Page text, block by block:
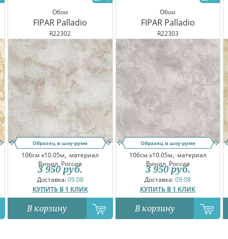
Обои
FIPAR Palladio
R22302
Образец в шоу-руме
106см x10.05м, материал
Винил, Россия
Доставка:09.08
КУПИТЬ В 1 КЛИК
3 950 руб.
В корзину
Обои
FIPAR Palladio
R22303
Образец в шоу-руме
106см x10.05м, материал
Винил, Россия
Доставка:09.08
КУПИТЬ В 1 КЛИК
3 950 руб.
В корзину